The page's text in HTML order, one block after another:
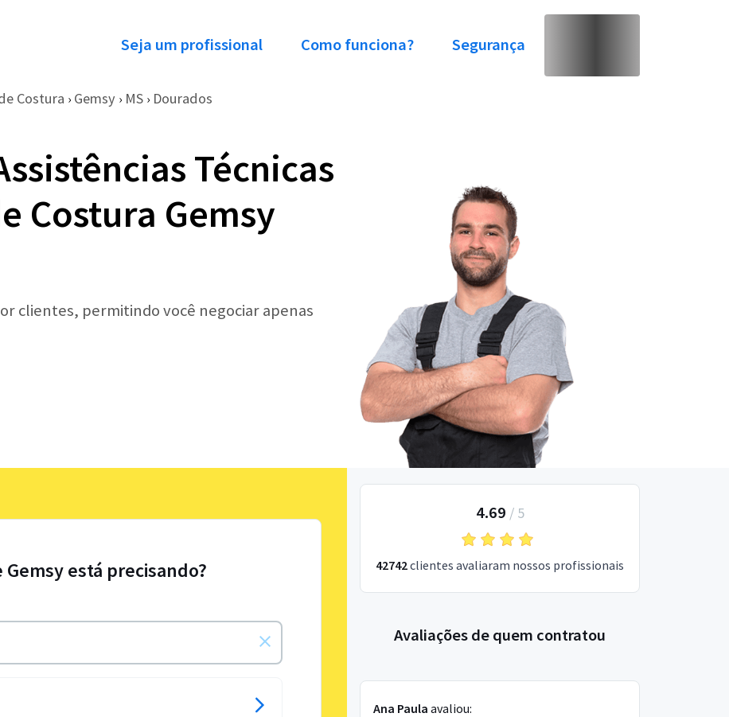
Seja um profissional Como funciona? Segurança
Costura › Gemsy › MS › Dourados
Técnicas
Costura Gemsy
clientes, permitindo você negociar apenas
está precisando?
4.69 / 5
42742clientes avaliaram nossos profissionais
Avaliações de quem contratou
Ana Paula avaliou: